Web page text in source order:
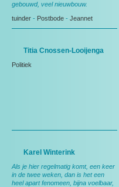
gebouwd, veel nieuwbouw.
tuinder - Postbode - Jeannet
Titia Cnossen-Looijenga
Politiek
Karel Winterink
Als je hier regelmatig komt, een keer
in de twee weken, dan is het een
heel apart fenomeen, bijna voelbaar,